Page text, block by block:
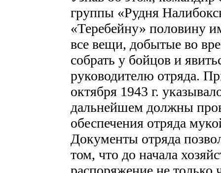
группы «Рудня
«Теребейну» половину
все вещи, добытые во
собрать у бойцов и
руководителю отряда.
октября 1943 г.
дальнейшем должны
обеспечения отряда
Документы отряда
том, что до начала